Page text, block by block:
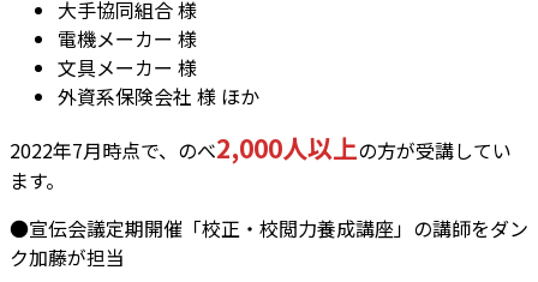
大手協同組合 様
電機メーカー 様
文具メーカー 様
外資系保険会社 様 ほか
2022年7月時点で、のべ2,000人以上の方が受講してい
ます。
●宣伝会議定期開催「校正・校閲力養成講座」の講師をダン
ク加藤が担当